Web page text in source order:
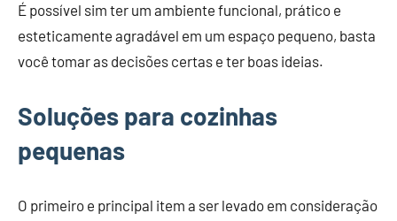
É possível sim ter um ambiente funcional, prático e
esteticamente agradável em um espaço pequeno, basta
você tomar as decisões certas e ter boas ideias.
Soluções para cozinhas
pequenas
O primeiro e principal item a ser levado em consideração